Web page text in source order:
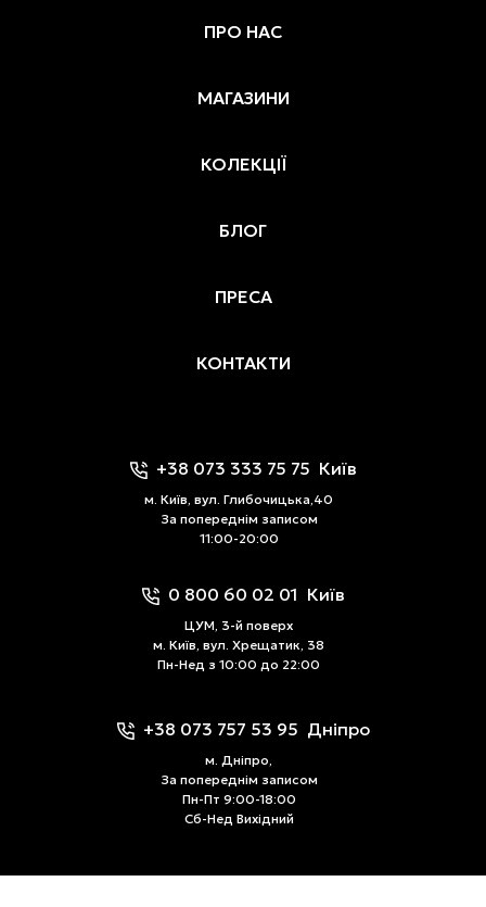
ПРО НАС
МАГАЗИНИ
КОЛЕКЦІЇ
БЛОГ
ПРЕСА
КОНТАКТИ
+38 073 333 75 75 Київ
м. Київ, вул. Глибочицька,40
За попереднім записом
11:00-20:00
0 800 60 02 01 Київ
ЦУМ, 3-й поверх
м. Київ, вул. Хрещатик, 38
Пн-Нед з 10:00 до 22:00
+38 073 757 53 95 Дніпро
м. Дніпро,
За попереднім записом
Пн-Пт 9:00-18:00
Сб-Нед Вихідний
@kel.in.ua